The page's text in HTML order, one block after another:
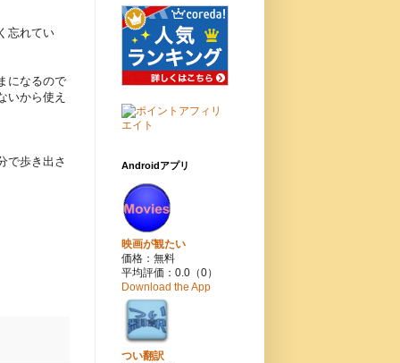
忘れてい
になるので
いから使え
で歩き出さ Androidアプリ
映画が観たい
価格：無料
平均評価：0.0（0）
Download the App
つい翻訳